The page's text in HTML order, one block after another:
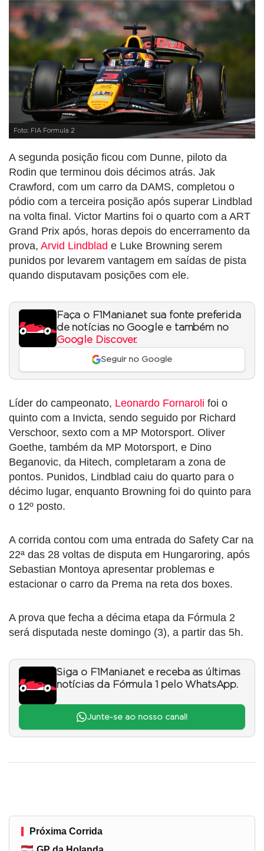
Foto: FIA Formula 2
A segunda posição ficou com Dunne, piloto da
Rodin que terminou dois décimos atrás. Jak
Crawford, com um carro da DAMS, completou o
pódio com a terceira posição após superar Lindblad
na volta final. Victor Martins foi o quarto com a ART
Grand Prix após, horas depois do encerramento da
prova, Arvid Lindblad e Luke Browning serem
punidos por levarem vantagem em saídas de pista
quando disputavam posições com ele.
Faça o F1Mania.net sua fonte preferida
de notícias no Google e também no
Google Discover.
Seguir no Google
Líder do campeonato, Leonardo Fornaroli foi o
quinto com a Invicta, sendo seguido por Richard
Verschoor, sexto com a MP Motorsport. Oliver
Goethe, também da MP Motorsport, e Dino
Beganovic, da Hitech, completaram a zona de
pontos. Punidos, Lindblad caiu do quarto para o
décimo lugar, enquanto Browning foi do quinto para
o 12º posto.
A corrida contou com uma entrada do Safety Car na
22ª das 28 voltas de disputa em Hungaroring, após
Sebastian Montoya apresentar problemas e
estacionar o carro da Prema na reta dos boxes.
A prova que fecha a décima etapa da Fórmula 2
será disputada neste domingo (3), a partir das 5h.
Siga o F1Mania.net e receba as últimas
notícias da Fórmula 1 pelo WhatsApp.
Junte-se ao nosso canal!
Próxima Corrida